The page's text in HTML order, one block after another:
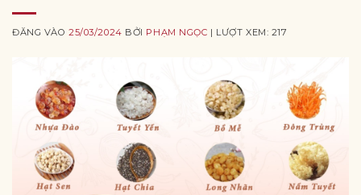
ĐĂNG VÀO25/03/2024 BỞI PHẠM NGỌC | LƯỢT XEM: 217